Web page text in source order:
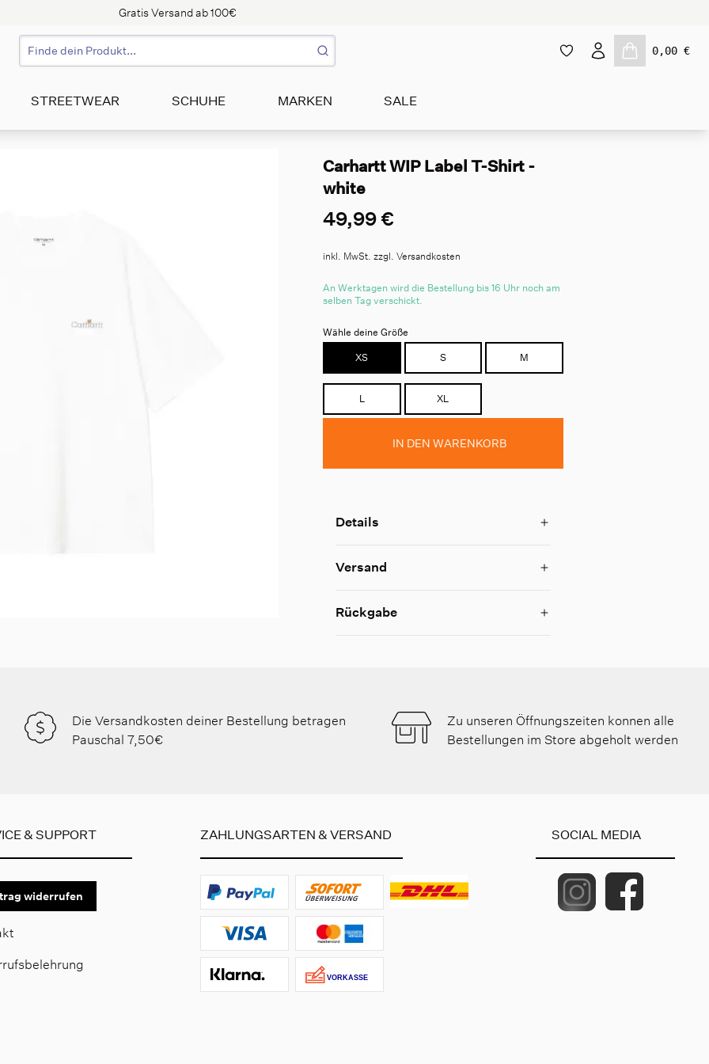
Gratis Versand ab 100€
0,00 €
STREETWEAR SCHUHE MARKEN SALE
Carhartt WIP Label T-Shirt -
white
49,99 €
inkl. MwSt. zzgl. Versandkosten
An Werktagen wird die Bestellung bis 16 Uhr noch am
selben Tag verschickt.
Wähle deine Größe
XS
S M
L XL
IN DEN WARENKORB
Details
Versand
Rückgabe
Die Versandkosten deiner Bestellung betragen
Pauschal 7,50€
Zu unseren Öffnungszeiten konnen alle
Bestellungen im Store abgeholt werden
& SUPPORT
widerrufen
ZAHLUNGSARTEN & VERSAND SOCIAL MEDIA